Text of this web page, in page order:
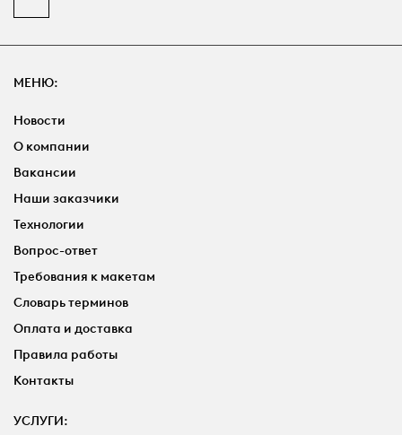
МЕНЮ:
Новости
О компании
Вакансии
Наши заказчики
Технологии
Вопрос-ответ
Требования к макетам
Словарь терминов
Оплата и доставка
Правила работы
Контакты
УСЛУГИ: